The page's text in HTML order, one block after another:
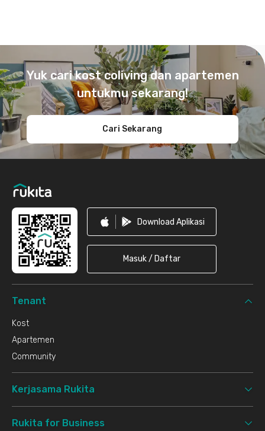
Yuk cari kost coliving dan apartemen
untukmu sekarang!
Cari Sekarang
Download Aplikasi
Masuk / Daftar
Tenant
Kost
Apartemen
Community
Kerjasama Rukita
Rukita for Business